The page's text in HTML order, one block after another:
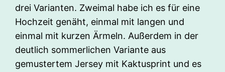
drei Varianten. Zweimal habe ich es für eine
Hochzeit genäht, einmal mit langen und
einmal mit kurzen Ärmeln. Außerdem in der
deutlich sommerlichen Variante aus
gemustertem Jersey mit Kaktusprint und es